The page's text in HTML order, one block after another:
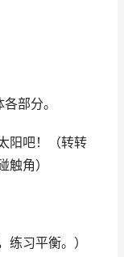
部分。
阳吧！（转转
触角）
习平衡。）